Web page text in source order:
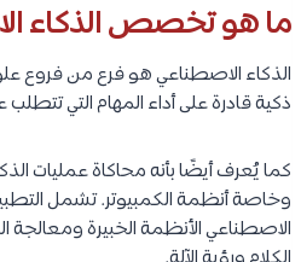
ما هو تخصص الذكاء
الذكاء الاصطناعي هو فرع من فروع
ذكية قادرة على أداء المهام التي تتطلب
كما يُعرف أيضًا بأنه محاكاة عمليات
وخاصة أنظمة الكمبيوتر. تشمل
الاصطناعي الأنظمة الخبيرة ومعالجة